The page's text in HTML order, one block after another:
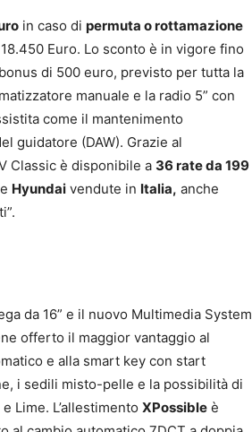
in caso di permuta o rottamazione
Euro. Lo sconto è in vigore fino
di 500 euro, previsto per tutta la
manuale e la radio 5” con
come il mantenimento
guidatore (DAW). Grazie al
Classic è disponibile a 36 rate da 199
Hyundai vendute in Italia, anche
da 16” e il nuovo Multimedia System
offerto il maggior vantaggio al
e alla smart key con start
i sedili misto-pelle e la possibilità di
Lime. L’allestimento XPossible è